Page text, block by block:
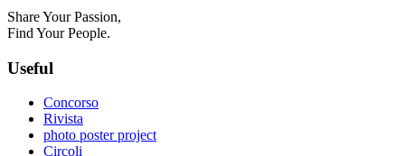
Share Your Passion,
Find Your People.
Useful
Concorso
Rivista
photo poster project
Circoli